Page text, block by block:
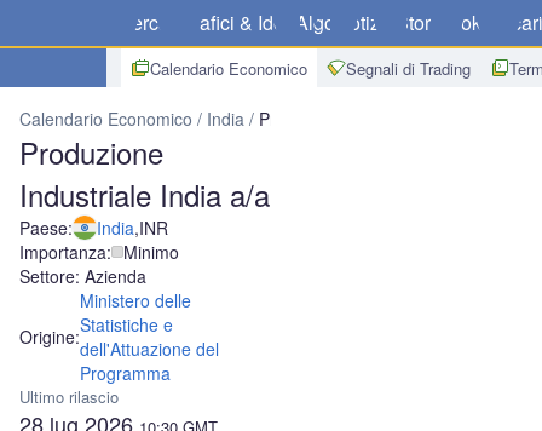
Mercati Grafici & Idee Algo Notizie Store Broker
Calendario Economico Segnali di Trading
Calendario Economico India Produzione Industriale India a/a
Produzione
Industriale India a/a
Paese: India,INR
Importanza: Minimo
Settore: Azienda
Origine:
Ministero delle
Statistiche e
dell'Attuazione del
Programma
Ultimo rilascio
28 lug 2026